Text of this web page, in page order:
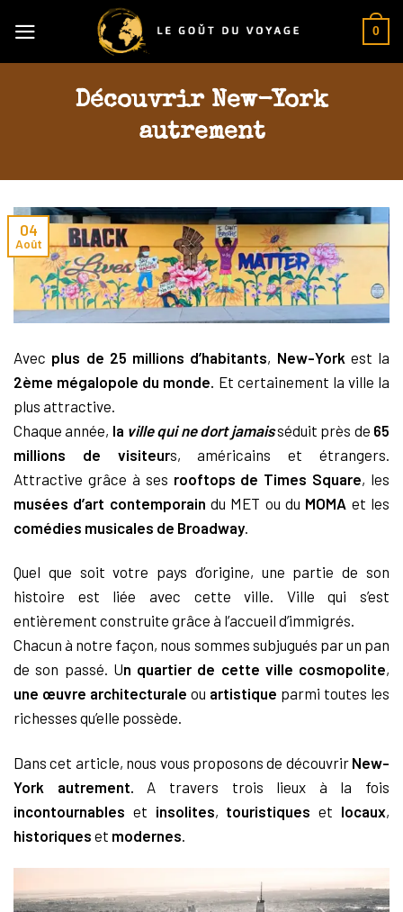
content
0
Découvrir New-York
autrement
04
Août
Avec plus de 25 millions d’habitants, New-York est la
2ème mégalopole du monde. Et certainement la ville la
plus attractive.
Chaque année, la ville qui ne dort jamaisséduit près de 65
millions de visiteurs, américains et étrangers.
Attractive grâce à ses rooftops de Times Square, les
musées d’art contemporain du MET ou du MOMA et les
comédies musicales de Broadway.
Quel que soit votre pays d’origine, une partie de son
histoire est liée avec cette ville. Ville qui s’est
entièrement construite grâce à l’accueil d’immigrés.
Chacun à notre façon, nous sommes subjugués par un pan
de son passé. Un quartier de cette ville cosmopolite,
une œuvre architecturale ou artistique parmi toutes les
richesses qu’elle possède.
Dans cet article, nous vous proposons de découvrir New-
York autrement.
A travers trois lieux à la fois
incontournables et insolites, touristiques et locaux,
historiques et modernes